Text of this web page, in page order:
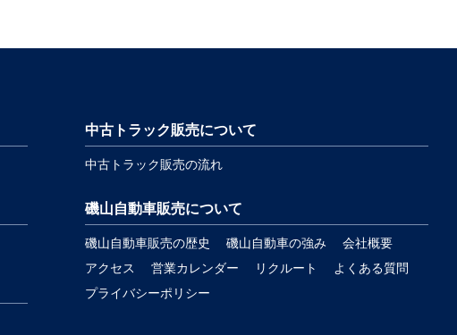
中古トラック販売について
中古トラック販売の流れ
磯山自動車販売について
磯山自動車販売の歴史 磯山自動車の強み
会社概要
アクセス
営業カレンダー リクルート
よくある質問
プライバシーポリシー